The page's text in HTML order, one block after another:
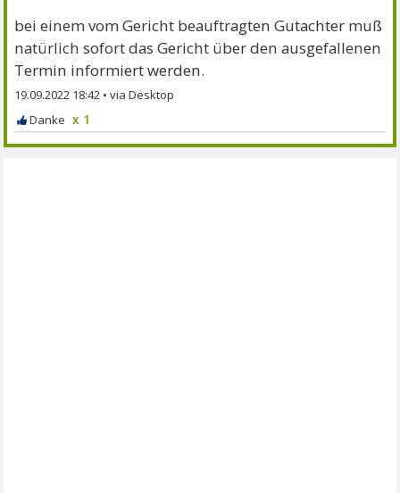
bei einem vom Gericht beauftragten Gutachter muß
natürlich sofort das Gericht über den ausgefallenen
Termin informiert werden.
19.09.2022 18:42 •
x 1